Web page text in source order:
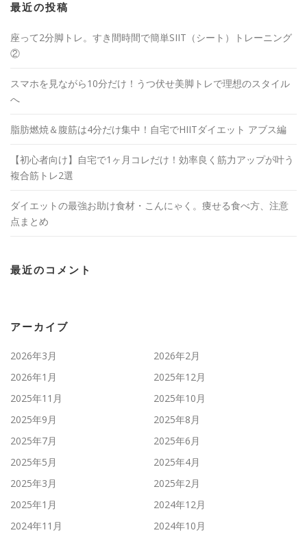
最近の投稿
座って2分脚トレ。すき間時間で簡単SIIT（シート）トレーニング
②
スマホを見ながら10分だけ！うつ伏せ美脚トレで理想のスタイル
へ
脂肪燃焼＆腹筋は4分だけ集中！自宅でHIITダイエット アブス編
【初心者向け】自宅で1ヶ月コレだけ！効率良く筋力アップが叶う
複合筋トレ2選
ダイエットの最強お助け食材・こんにゃく。痩せる食べ方、注意
点まとめ
最近のコメント
アーカイブ
2026年3月
2026年2月
2026年1月
2025年12月
2025年11月
2025年10月
2025年9月
2025年8月
2025年7月
2025年6月
2025年5月
2025年4月
2025年3月
2025年2月
2025年1月
2024年12月
2024年11月
2024年10月